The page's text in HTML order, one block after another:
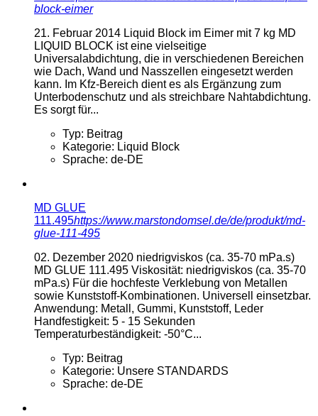
block-eimer
21. Februar 2014 Liquid Block im Eimer mit 7 kg MD
LIQUID BLOCK ist eine vielseitige
Universalabdichtung, die in verschiedenen Bereichen
wie Dach, Wand und Nasszellen eingesetzt werden
kann. Im Kfz-Bereich dient es als Ergänzung zum
Unterbodenschutz und als streichbare Nahtabdichtung.
Es sorgt für...
Typ: Beitrag
Kategorie: Liquid Block
Sprache: de-DE
MD GLUE
111.495https://www.marstondomsel.de/de/produkt/md-
glue-111-495
02. Dezember 2020 niedrigviskos (ca. 35-70 mPa.s)
MD GLUE 111.495 Viskosität: niedrigviskos (ca. 35-70
mPa.s) Für die hochfeste Verklebung von Metallen
sowie Kunststoff-Kombinationen. Universell einsetzbar.
Anwendung: Metall, Gummi, Kunststoff, Leder
Handfestigkeit: 5 - 15 Sekunden
Temperaturbeständigkeit: -50°C...
Typ: Beitrag
Kategorie: Unsere STANDARDS
Sprache: de-DE